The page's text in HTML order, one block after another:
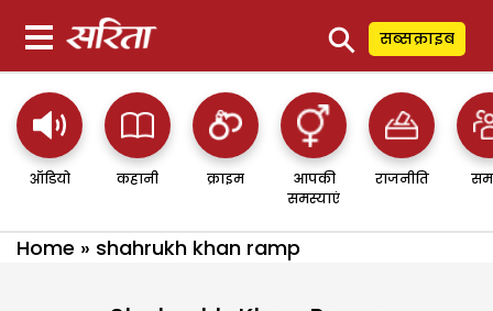
⚲ सब्सक्राइब
ऑडियो कहानी क्राइम
आपकी
समस्याएं
राजनीति
Home » shahrukh khan ramp